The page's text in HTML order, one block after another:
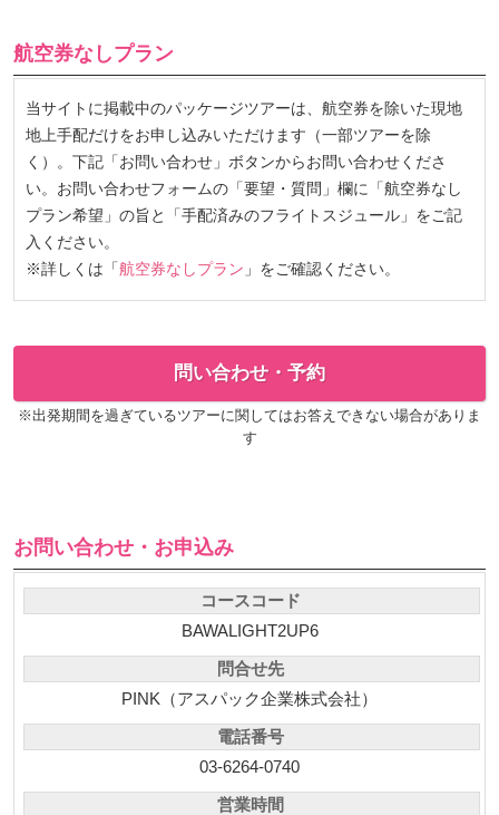
航空券なしプラン
当サイトに掲載中のパッケージツアーは、航空券を除いた現地
地上手配だけをお申し込みいただけます（一部ツアーを除
く）。下記「お問い合わせ」ボタンからお問い合わせくださ
い。お問い合わせフォームの「要望・質問」欄に「航空券なし
プラン希望」の旨と「手配済みのフライトスジュール」をご記
入ください。
※詳しくは「航空券なしプラン 」をご確認ください。
問い合わせ・予約
※出発期間を過ぎているツアーに関してはお答えできない場合がありま
す
お問い合わせ・お申込み
コースコード
BAWALIGHT2UP6
問合せ先
PINK（アスパック企業株式会社）
電話番号
03-6264-0740
営業時間